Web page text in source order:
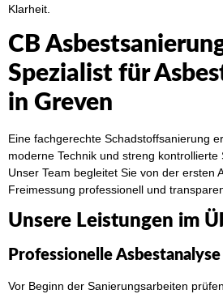
Klarheit.
CB
Spezialist für
in Greven
Eine fachgerechte Schadstoffsanierung
moderne Technik und streng kontrollierte
Unser Team begleitet Sie von der ersten
Freimessung professionell und
Unsere Leistungen im
Professionelle Asbestanalyse
Vor Beginn der Sanierungsarbeiten